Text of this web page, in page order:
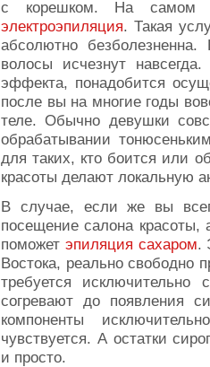
с корешком. На самом
электроэпиляция. Такая
абсолютно
волосы исчезнут
эффекта, понадобится
после вы на многие годы
теле. Обычно девушки
обрабатывании
для таких, кто боится или
красоты делают локальную
В случае, если же вы
посещение салона красоты,
поможет эпиляция сахаром.
Востока, реально свободно
требуется
согревают до появления
компоненты
чувствуется. А остатки
и просто.